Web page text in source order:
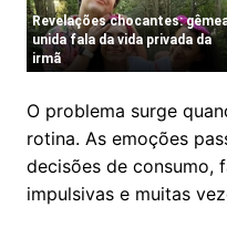
O problema surge
rotina. As emoções
decisões de consumo,
impulsivas e muitas